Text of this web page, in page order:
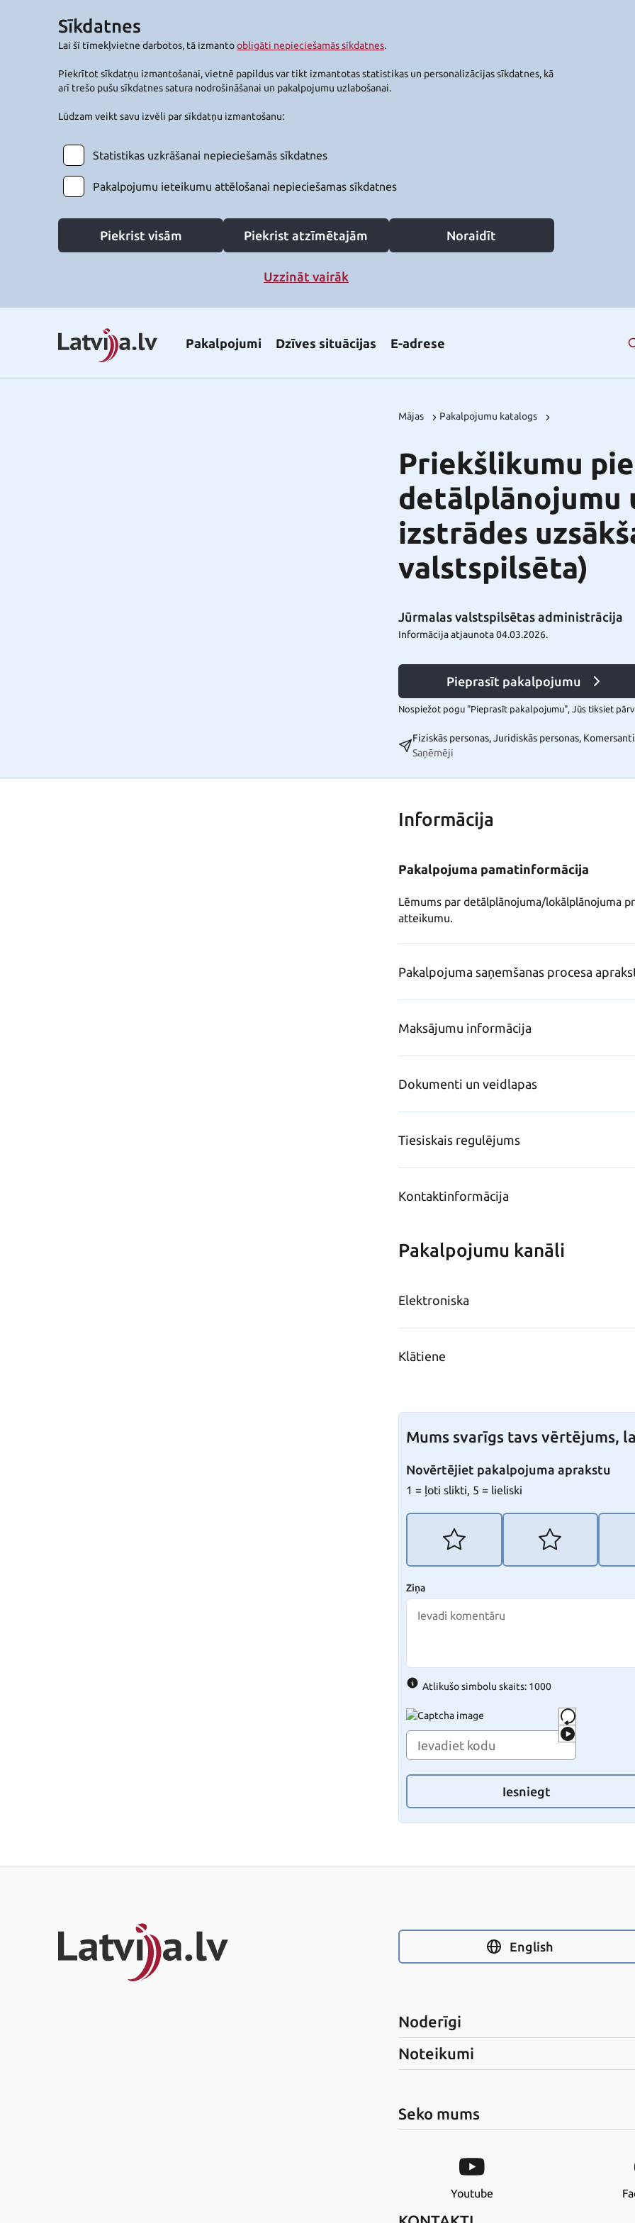
Sīkdatnes
Lai šī tīmekļvietne darbotos, tā izmantoobligāti nepieciešamās sīkdatnes.
Piekrītot sīkdatņu izmantošanai, vietnē papildus var tikt izmantotas statistikas un personalizācijas sīkdatnes, kā
arī trešo pušu sīkdatnes satura nodrošināšanai un pakalpojumu uzlabošanai.
Lūdzam veikt savu izvēli par sīkdatņu izmantošanu:
Statistikas uzkrāšanai nepieciešamās sīkdatnes
Pakalpojumu ieteikumu attēlošanai nepieciešamas sīkdatnes
Piekrist visām Piekrist atzīmētajām Noraidīt
Uzzināt vairāk
Pakalpojumi Dzīves situācijas E-adrese
Mājas Pakalpojumu katalogs
Priekšlikumu
detālplānojumu
izstrādes
valstspilsēta)
Jūrmalas valstspilsētas administrācija
Informācija atjaunota 04.03.2026.
Pieprasīt pakalpojumu
Nospiežot pogu "Pieprasīt pakalpojumu", Jūs tiksiet
Fiziskās personas, Juridiskās personas, Komersanti
Saņēmēji
Informācija
Pakalpojuma pamatinformācija
Lēmums par detālplānojuma/lokālplānojuma
atteikumu.
Pakalpojuma saņemšanas procesa
Maksājumu informācija
Dokumenti un veidlapas
Tiesiskais regulējums
Kontaktinformācija
Pakalpojumu kanāli
Elektroniska
Klātiene
Mums svarīgs tavs vērtējums,
Novērtējiet pakalpojuma aprakstu
1 = ļoti slikti, 5 = lieliski
Ziņa
Atlikušo simbolu skaits: 1000
Iesniegt
English
Noderīgi
Noteikumi
Seko mums
Youtube